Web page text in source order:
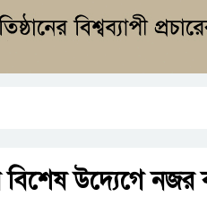
উদ্যেগে